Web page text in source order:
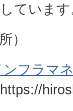
ています
）
ンフラマ
https://